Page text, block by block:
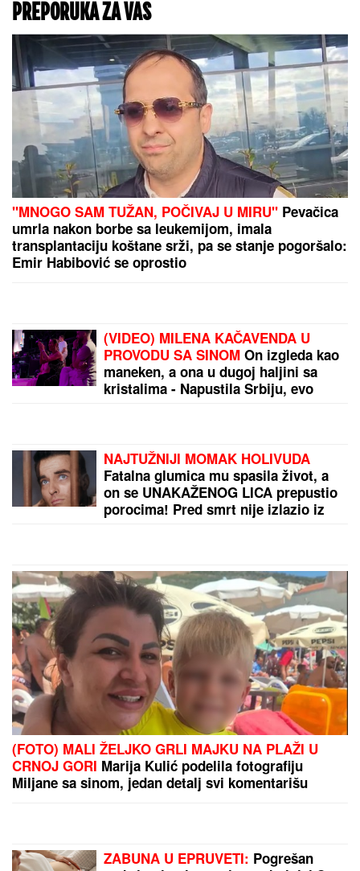
PREPORUKA ZA VAS
"MNOGO SAM TUŽAN, POČIVAJ U MIRU" Pevačica
umrla nakon borbe sa leukemijom, imala
transplantaciju koštane srži, pa se stanje pogoršalo:
Emir Habibović se oprostio
(VIDEO) MILENA KAČAVENDA U
PROVODU SA SINOM On izgleda kao
maneken, a ona u dugoj haljini sa
kristalima - Napustila Srbiju, evo
NAJTUŽNIJI MOMAK HOLIVUDA
Fatalna glumica mu spasila život, a
on se UNAKAŽENOG LICA prepustio
porocima! Pred smrt nije izlazio iz
(FOTO) MALI ŽELJKO GRLI MAJKU NA PLAŽI U
CRNOJ GORI Marija Kulić podelila fotografiju
Miljane sa sinom, jedan detalj svi komentarišu
ZABUNA U EPRUVETI: Pogrešan